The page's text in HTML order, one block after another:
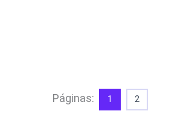
Páginas: 1 2